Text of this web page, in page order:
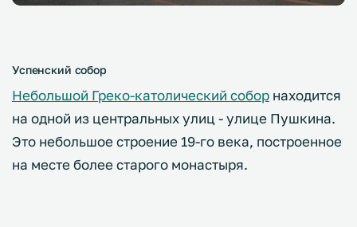
Успенский собор
Небольшой Греко-католический собор находится
на одной из центральных улиц - улице Пушкина.
Это небольшое строение 19-го века, построенное
на месте более старого монастыря.